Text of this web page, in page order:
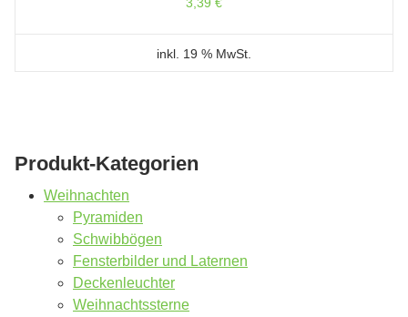
3,39 €
inkl. 19 % MwSt.
Produkt-Kategorien
Weihnachten
Pyramiden
Schwibbögen
Fensterbilder und Laternen
Deckenleuchter
Weihnachtssterne